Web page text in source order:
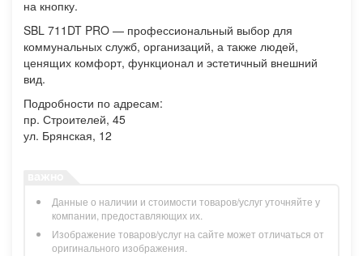
на кнопку.
SBL 711DT PRO — профессиональный выбор для
коммунальных служб, организаций, а также людей,
ценящих комфорт, функционал и эстетичный внешний
вид.
Подробности по адресам:
пр. Строителей, 45
ул. Брянская, 12
Данные о наличии и стоимости товаров/услуг уточняйте у
компании, предоставляющих их.
Изображение товаров/услуг на сайте может отличаться от
оригинального изображения.